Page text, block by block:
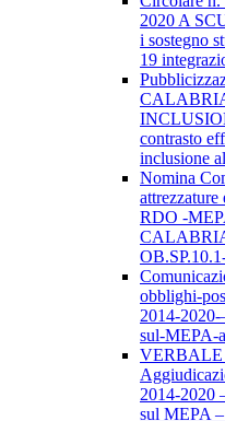
2020 A
i sostegno
19
contrasto
inclusione
Nomina
RDO -
obblighi-
2014-
sul-MEPA-
2014-2020
sul MEPA